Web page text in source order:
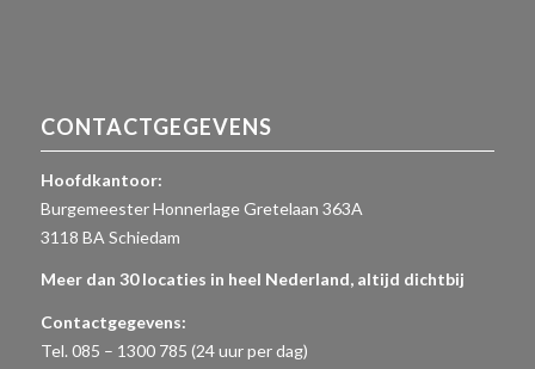
CONTACTGEGEVENS
Hoofdkantoor:
Burgemeester Honnerlage Gretelaan 363A
3118 BA Schiedam
Meer dan 30 locaties in heel Nederland, altijd dichtbij
Contactgegevens:
Tel. 085 – 1300 785 (24 uur per dag)